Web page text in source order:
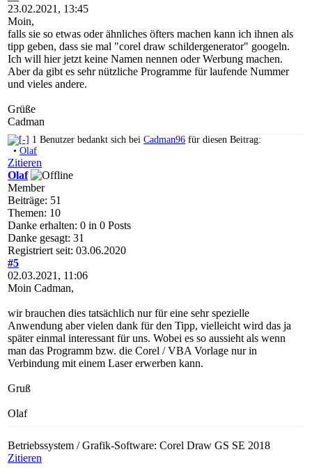
23.02.2021, 13:45
Moin,
falls sie so etwas oder ähnliches öfters machen kann ich ihnen als
tipp geben, dass sie mal "corel draw schildergenerator" googeln.
Ich will hier jetzt keine Namen nennen oder Werbung machen.
Aber da gibt es sehr nützliche Programme für laufende Nummer
und vieles andere.
Grüße
Cadman
1 Benutzer bedankt sich bei Cadman96 für diesen Beitrag:
• Olaf
Zitieren
Olaf
Member
Beiträge: 51
Themen: 10
Danke erhalten: 0 in 0 Posts
Danke gesagt: 31
Registriert seit: 03.06.2020
#5
02.03.2021, 11:06
Moin Cadman,
wir brauchen dies tatsächlich nur für eine sehr spezielle
Anwendung aber vielen dank für den Tipp, vielleicht wird das ja
später einmal interessant für uns. Wobei es so aussieht als wenn
man das Programm bzw. die Corel / VBA Vorlage nur in
Verbindung mit einem Laser erwerben kann.
Gruß
Olaf
Betriebssystem / Grafik-Software: Corel Draw GS SE 2018
Zitieren